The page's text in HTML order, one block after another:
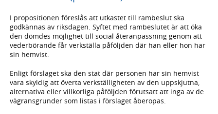
I propositionen föreslås att utkastet till rambeslut ska
godkännas av riksdagen. Syftet med rambeslutet är att öka
den dömdes möjlighet till social återanpassning genom att
vederbörande får verkställa påföljden där han eller hon har
sin hemvist.
Enligt förslaget ska den stat där personen har sin hemvist
vara skyldig att överta verkställigheten av den uppskjutna,
alternativa eller villkorliga påföljden förutsatt att inga av de
vägransgrunder som listas i förslaget åberopas.